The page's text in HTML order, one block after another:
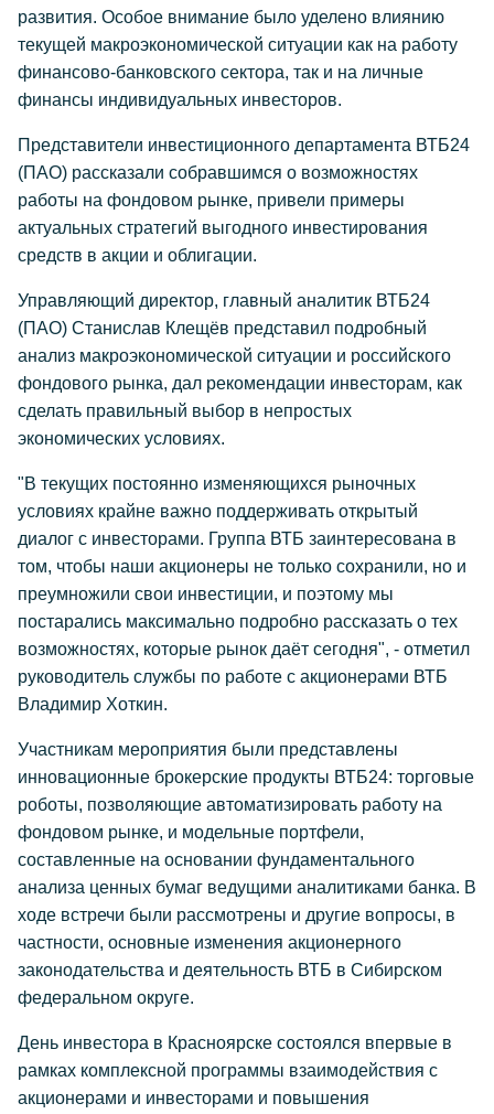
развития. Особое внимание было уделено влиянию
текущей макроэкономической ситуации как на работу
финансово-банковского сектора, так и на личные
финансы индивидуальных инвесторов.
Представители инвестиционного департамента ВТБ24
(ПАО) рассказали собравшимся о возможностях
работы на фондовом рынке, привели примеры
актуальных стратегий выгодного инвестирования
средств в акции и облигации.
Управляющий директор, главный аналитик ВТБ24
(ПАО) Станислав Клещёв представил подробный
анализ макроэкономической ситуации и российского
фондового рынка, дал рекомендации инвесторам, как
сделать правильный выбор в непростых
экономических условиях.
"В текущих постоянно изменяющихся рыночных
условиях крайне важно поддерживать открытый
диалог с инвесторами. Группа ВТБ заинтересована в
том, чтобы наши акционеры не только сохранили, но и
преумножили свои инвестиции, и поэтому мы
постарались максимально подробно рассказать о тех
возможностях, которые рынок даёт сегодня", - отметил
руководитель службы по работе с акционерами ВТБ
Владимир Хоткин.
Участникам мероприятия были представлены
инновационные брокерские продукты ВТБ24: торговые
роботы, позволяющие автоматизировать работу на
фондовом рынке, и модельные портфели,
составленные на основании фундаментального
анализа ценных бумаг ведущими аналитиками банка. В
ходе встречи были рассмотрены и другие вопросы, в
частности, основные изменения акционерного
законодательства и деятельность ВТБ в Сибирском
федеральном округе.
День инвестора в Красноярске состоялся впервые в
рамках комплексной программы взаимодействия с
акционерами и инвесторами и повышения